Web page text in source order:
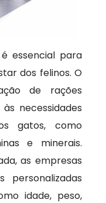
essencial para
dos felinos. O
de rações
necessidades
gatos, como
e minerais.
as empresas
personalizadas
idade, peso,